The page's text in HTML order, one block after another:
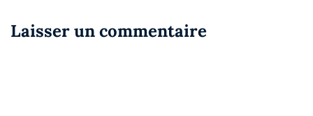
Laisser un commentaire